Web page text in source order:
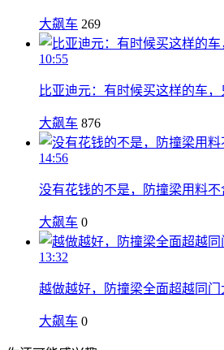
大飙车 269
10:55
比亚迪元：有时候买这样的车
大飙车 876
14:56
没有花钱的不是，防撞梁用料不
大飙车 0
13:32
越做越好，防撞梁全面超越同门
大飙车 0